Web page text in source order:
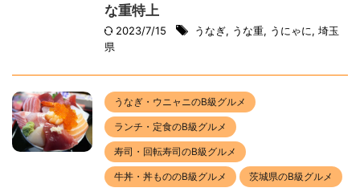
な重特上
2023/7/15 うなぎ, うな重, うにゃに, 埼玉
県
うなぎ・ウニャニのB級グルメ
ランチ・定食のB級グルメ
寿司・回転寿司のB級グルメ
牛丼・丼もののB級グルメ 茨城県のB級グルメ